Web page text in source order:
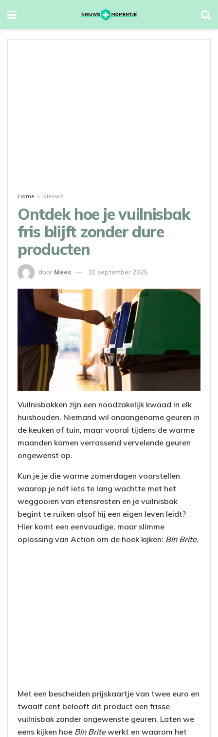
Home Nieuws
Ontdek hoe je vuilnisbak
fris blijft zonder dure
producten
door Mees 10 september 2025
Vuilnisbakken zijn een noodzakelijk kwaad in elk
huishouden. Niemand wil onaangename geuren in
de keuken of tuin, maar vooral tijdens de warme
maanden komen verrassend vervelende geuren
ongewenst op.
Kun je je die warme zomerdagen voorstellen
waarop je nét iets te lang wachtte met het
weggooien van etensresten en je vuilnisbak
begint te ruiken alsof hij een eigen leven leidt?
Hier komt een eenvoudige, maar slimme
oplossing van Action om de hoek kijken: Bin Brite.
Met een bescheiden prijskaartje van twee euro en
twaalf cent belooft dit product een frisse
vuilnisbak zonder ongewenste geuren. Laten we
eens kijken hoe Bin Britewerkt en waarom het